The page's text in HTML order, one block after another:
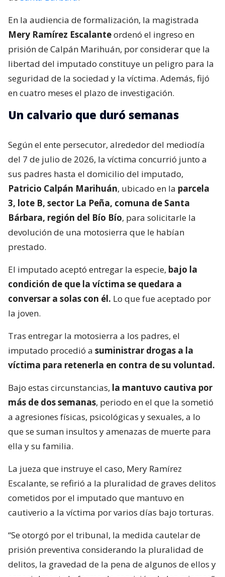
En la audiencia de formalización, la magistrada
Mery Ramírez Escalanteordenó el ingreso en
prisión de Calpán Marihuán, por considerar que la
libertad del imputado constituye un peligro para la
seguridad de la sociedad y la víctima. Además, fijó
en cuatro meses el plazo de investigación.
Un calvario que duró semanas
Según el ente persecutor, alrededor del mediodía
del 7 de julio de 2026, la víctima concurrió junto a
sus padres hasta el domicilio del imputado,
Patricio Calpán Marihuán, ubicado en la parcela
3, lote B, sector La Peña, comuna de Santa
Bárbara, región del Bío Bío, para solicitarle la
devolución de una motosierra que le habían
prestado.
El imputado aceptó entregar la especie, bajo la
condición de que la víctima se quedara a
conversar a solas con él. Lo que fue aceptado por
la joven.
Tras entregar la motosierra a los padres, el
imputado procedió a suministrar drogas a la
víctima para retenerla en contra de su voluntad.
Bajo estas circunstancias, la mantuvo cautiva por
más de dos semanas, periodo en el que la sometió
a agresiones físicas, psicológicas y sexuales, a lo
que se suman insultos y amenazas de muerte para
ella y su familia.
La jueza que instruye el caso, Mery Ramírez
Escalante, se refirió a la pluralidad de graves delitos
cometidos por el imputado que mantuvo en
cautiverio a la víctima por varios días bajo torturas.
“Se otorgó por el tribunal, la medida cautelar de
prisión preventiva considerando la pluralidad de
delitos, la gravedad de la pena de algunos de ellos y